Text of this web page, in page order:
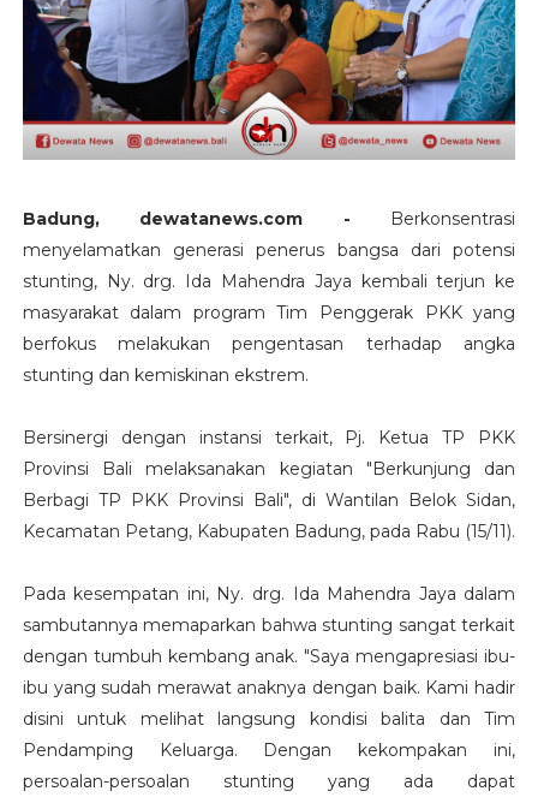
Badung, dewatanews.com -
Berkonsentrasi
menyelamatkan generasi penerus bangsa dari potensi
stunting, Ny. drg. Ida Mahendra Jaya kembali terjun ke
masyarakat dalam program Tim Penggerak PKK yang
berfokus melakukan pengentasan terhadap angka
stunting dan kemiskinan ekstrem.
Bersinergi dengan instansi terkait, Pj. Ketua TP PKK
Provinsi Bali melaksanakan kegiatan "Berkunjung dan
Berbagi TP PKK Provinsi Bali", di Wantilan Belok Sidan,
Kecamatan Petang, Kabupaten Badung, pada Rabu (15/11).
Pada kesempatan ini, Ny. drg. Ida Mahendra Jaya dalam
sambutannya memaparkan bahwa stunting sangat terkait
dengan tumbuh kembang anak. "Saya mengapresiasi ibu-
ibu yang sudah merawat anaknya dengan baik. Kami hadir
disini untuk melihat langsung kondisi balita dan Tim
Pendamping Keluarga. Dengan kekompakan ini,
persoalan-persoalan stunting yang ada dapat